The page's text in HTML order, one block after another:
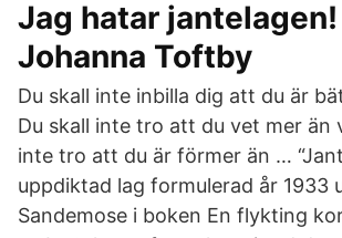
Jag hatar
Johanna Toftby
Du skall inte inbilla dig att du är
Du skall inte tro att du vet mer än
inte tro att du är förmer än …
uppdiktad lag formulerad år 1933
Sandemose i boken En flykting